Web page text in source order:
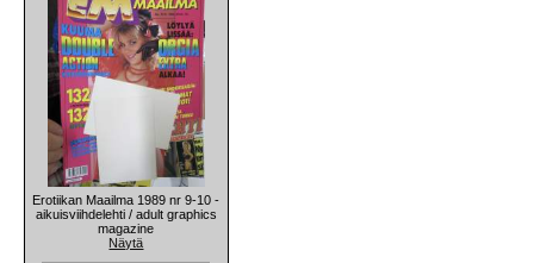
Erotiikan Maailma 1989 nr 9-10 -
aikuisviihdelehti / adult graphics
magazine
Näytä